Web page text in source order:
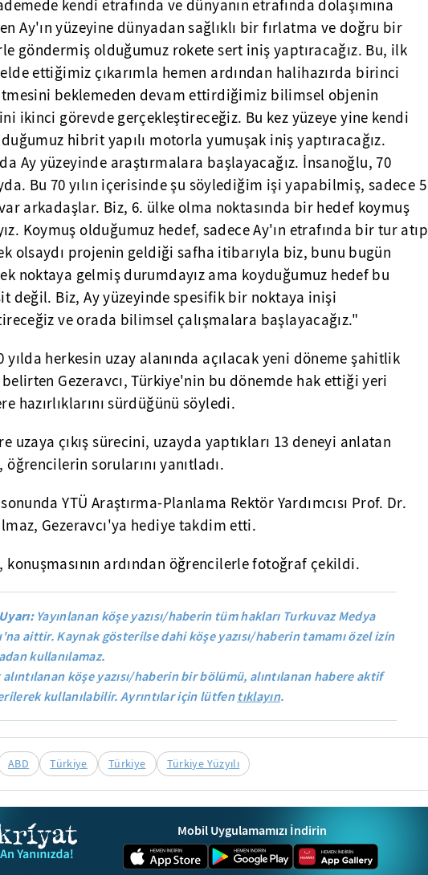
kendi etrafında ve dünyanın etrafında dolaşımına
Ay'ın yüzeyine dünyadan sağlıklı bir fırlatma ve doğru bir
göndermiş olduğumuz rokete sert iniş yaptıracağız. Bu, ilk
ettiğimiz çıkarımla hemen ardından halihazırda birinci
beklemeden devam ettirdiğimiz bilimsel objenin
ikinci görevde gerçekleştireceğiz. Bu kez yüzeye yine kendi
hibrit yapılı motorla yumuşak iniş yaptıracağız.
Ay yüzeyinde araştırmalara başlayacağız. İnsanoğlu, 70
Bu 70 yılın içerisinde şu söylediğim işi yapabilmiş, sadece 5
arkadaşlar. Biz, 6. ülke olma noktasında bir hedef koymuş
Koymuş olduğumuz hedef, sadece Ay'ın etrafında bir tur atıp
olsaydı projenin geldiği safha itibarıyla biz, bunu bugün
noktaya gelmiş durumdayız ama koyduğumuz hedef bu
değil. Biz, Ay yüzeyinde spesifik bir noktaya inişi
ve orada bilimsel çalışmalara başlayacağız."
yılda herkesin uzay alanında açılacak yeni döneme şahitlik
Gezeravcı, Türkiye'nin bu dönemde hak ettiği yeri
hazırlıklarını sürdüğünü söyledi.
uzaya çıkış sürecini, uzayda yaptıkları 13 deneyi anlatan
öğrencilerin sorularını yanıtladı.
YTÜ Araştırma-Planlama Rektör Yardımcısı Prof. Dr.
Gezeravcı'ya hediye takdim etti.
konuşmasının ardından öğrencilerle fotoğraf çekildi.
Yayınlanan köşe yazısı/haberin tüm hakları Turkuvaz Medya
aittir. Kaynak gösterilse dahi köşe yazısı/haberin tamamı özel izin
kullanılamaz.
alıntılanan köşe yazısı/haberin bir bölümü, alıntılanan habere aktif
kullanılabilir. Ayrıntılar için lütfentıklayın.
ABD Türkiye Türkiye Türkiye Yüzyılı
Mobil Uygulamamızı İndirin